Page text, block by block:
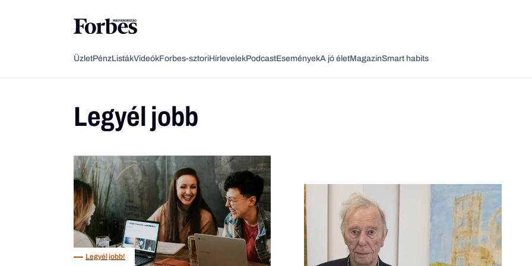
Vagy fedezze fel a következő témákat
Pénz Legyél jobb!
ÜzletPénzListákVideókForbes-sztoriHírlevelekPodcastEseményekA jó életMagazinSmart habits
Legyél jobb
Legyél jobb!